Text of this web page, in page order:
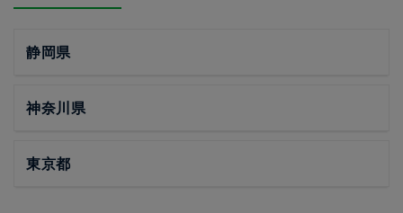
静岡県
神奈川県
東京都